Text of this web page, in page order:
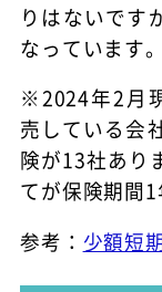
りはないです
なっています。
※2024年2月
売している会
険が13社あり
てが保険期間1
参考： 少額短